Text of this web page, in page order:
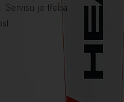
Servisu je třeba